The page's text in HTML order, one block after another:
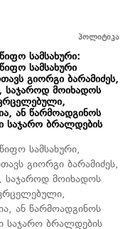
პოლიტიკა
სამსახური:
სამსახური
გიორგი ბარამიძეს,
საჯაროდ მოიხადოს
ან წარმოადგინოს
საჯარო ბრალდების
სამსახური,
გიორგი ბარამიძეს,
საჯაროდ მოიხადოს
ან წარმოადგინოს
საჯარო ბრალდების